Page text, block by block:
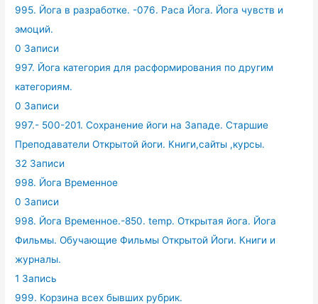
995. Йога в разработке. -076. Раса Йога. Йога чувств и
эмоций.
0 Записи
997. Йога категория для расформирования по другим
категориям.
0 Записи
997.- 500-201. Сохранение йоги на Западе. Старшие
Преподаватели Открытой йоги. Книги,сайты ,курсы.
32 Записи
998. Йога Временное
0 Записи
998. Йога Временное.-850. temp. Открытая йога. Йога
Фильмы. Обучающие Фильмы Открытой Йоги. Книги и
журналы.
1 Запись
999. Корзина всех бывших рубрик.